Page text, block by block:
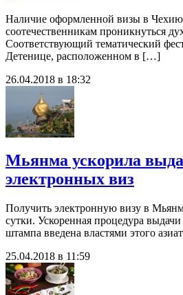
Наличие оформленной визы в
соотечественникам проникнуться
Соответствующий тематический
Детенице, расположенном в […]
26.04.2018 в 18:32
Мьянма ускорила
электронных виз
Получить электронную визу в
сутки. Ускоренная процедура
штампа введена властями этого
25.04.2018 в 11:59